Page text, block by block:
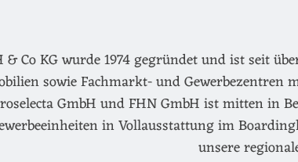
& Co KG wurde 1974 gegründet und ist seit
sowie Fachmarkt- und
GmbH und FHN GmbH ist mitten
in Vollausstattung im
unsere